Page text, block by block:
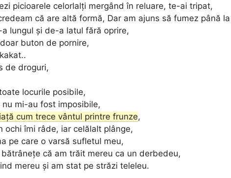
picioarele celorlalți mergând în reluare, te-ai tripat,
că are altă formă, Dar am ajuns să fumez până
lungul și de-a latul fără oprire,
buton de pornire,
de droguri,
locurile posibile,
nu mi-au fost imposibile,
cum trece vântul printre frunze,
ochi îmi râde, iar celălalt plânge,
pe care o varsă sufletul meu,
că am trăit mereu ca un derbedeu,
mereu și am stat pe străzi teleleu.